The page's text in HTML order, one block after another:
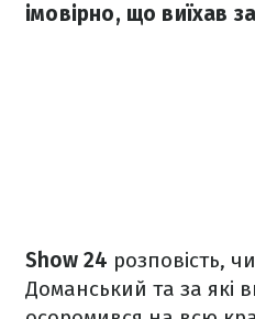
імовірно, що виїхав
Show 24 розповість,
Доманський та за які